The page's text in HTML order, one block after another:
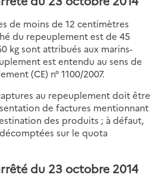
de moins de 12 centimètres
du repeuplement est de 45
kg sont attribués aux marins-
est entendu au sens de
(CE) n° 1100/2007.
au repeuplement doit être
de factures mentionnant
des produits ; à défaut,
sur le quota
du 23 octobre 2014